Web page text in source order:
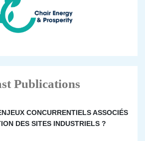
Publications
CONCURRENTIELS ASSOCIÉS
DES SITES INDUSTRIELS ?